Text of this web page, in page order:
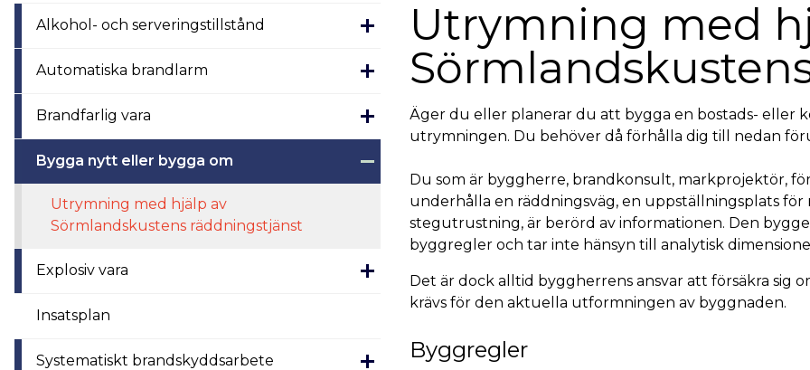
Utrymning med
Äger du eller planerar du att bygga en bostads- eller
utrymningen. Du behöver då förhålla dig till nedan
Du som är byggherre, brandkonsult, markprojektör,
underhålla en räddningsväg, en uppställningsplats
stegutrustning, är berörd av informationen. Den
byggregler och tar inte hänsyn till analytisk
Det är dock alltid byggherrens ansvar att försäkra sig
krävs för den aktuella utformningen av byggnaden.
Byggregler
Alkohol- och serveringstillstånd
Automatiska brandlarm
Brandfarlig vara
Bygga nytt eller bygga om
Utrymning med hjälp av
Sörmlandskustens räddningstjänst
Explosiv vara
Insatsplan
Systematiskt brandskyddsarbete